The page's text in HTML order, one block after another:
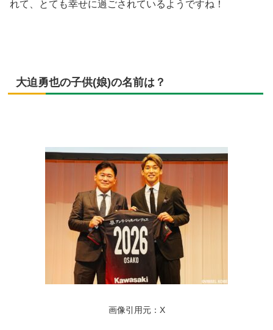
れて、とても幸せに過ごされているようですね！
大迫勇也の子供(娘)の名前は？
画像引用元：X